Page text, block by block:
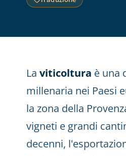
La viticoltura è una
millenaria nei Paesi
la zona della
vigneti e grandi
decenni,